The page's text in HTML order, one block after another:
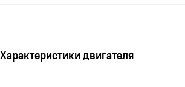
Характеристики двигателя